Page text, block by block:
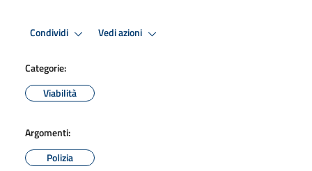
Condividi Vedi azioni
Categorie:
Viabilità
Argomenti:
Polizia